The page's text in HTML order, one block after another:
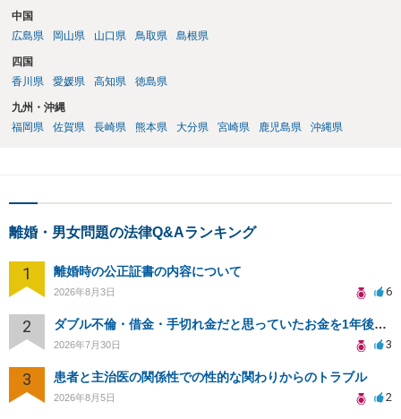
中国
広島県
岡山県 山口県 鳥取県 島根県
四国
香川県
愛媛県 高知県 徳島県
九州・沖縄
福岡県
佐賀県 長崎県 熊本県 大分県 宮崎県 鹿児島県 沖縄県
離婚・男女問題の法律Q&Aランキング
1 離婚時の公正証書の内容について
2026年8月3日 6
2 ダブル不倫・借金・手切れ金だと思っていたお金を1年後いまさら脅迫罪として通知書が来てまとめて請求
2026年7月30日 3
3 患者と主治医の関係性での性的な関わりからのトラブル
2026年8月5日 2